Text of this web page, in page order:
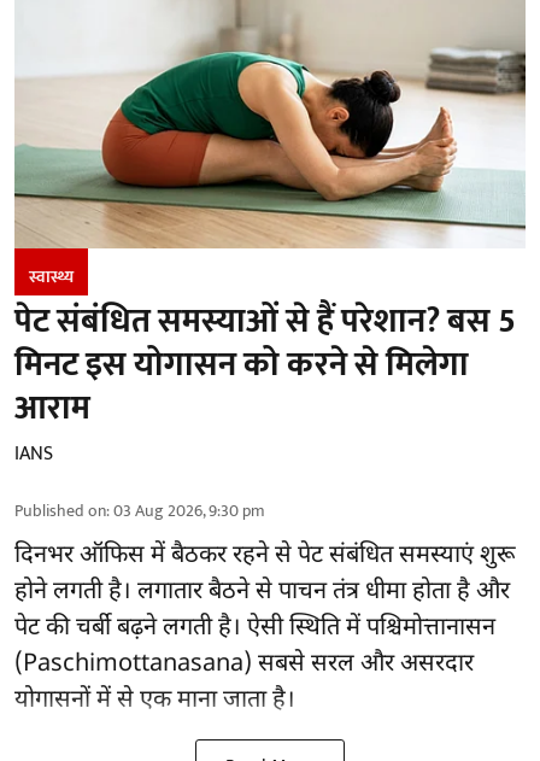
स्वास्थ्य
पेट संबंधित समस्याओं से हैं परेशान? बस 5
मिनट इस योगासन को करने से मिलेगा
आराम
IANS
Published on:03 Aug 2026, 9:30 pm
दिनभर ऑफिस में बैठकर रहने से पेट संबंधित समस्याएं शुरू
होने लगती है। लगातार बैठने से पाचन तंत्र धीमा होता है और
पेट की चर्बी बढ़ने लगती है। ऐसी स्थिति में पश्चिमोत्तानासन
(Paschimottanasana) सबसे सरल औरअसरदार
योगासनोंमें से एक माना जाता है।